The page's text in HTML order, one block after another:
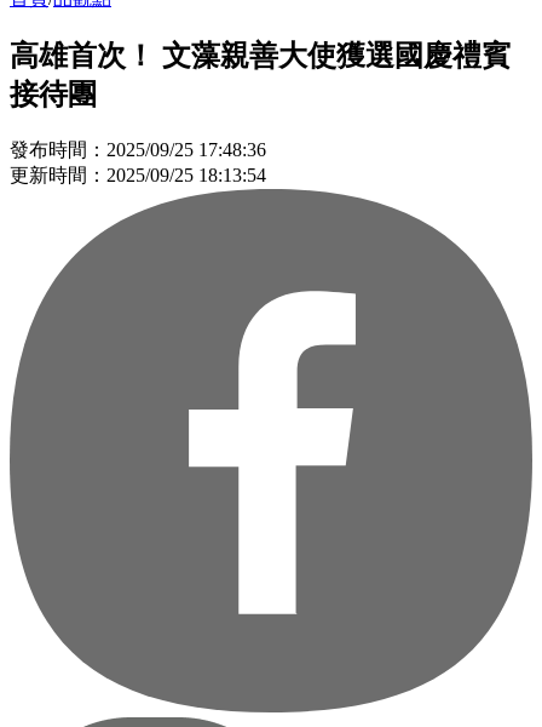
高雄首次！ 文藻親善大使獲選國慶禮賓
接待團
發布時間：2025/09/25 17:48:36
更新時間：2025/09/25 18:13:54